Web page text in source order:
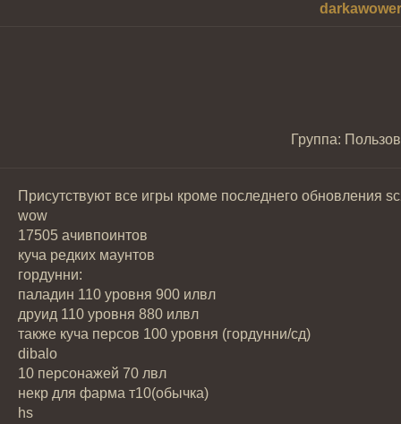
darkawower
Группа:
Присутствуют все игры кроме последнего обновления
wow
17505 ачивпоинтов
куча редких маунтов
гордунни:
паладин 110 уровня 900 илвл
друид 110 уровня 880 илвл
также куча персов 100 уровня (гордунни/сд)
dibalo
10 персонажей 70 лвл
некр для фарма т10(обычка)
hs